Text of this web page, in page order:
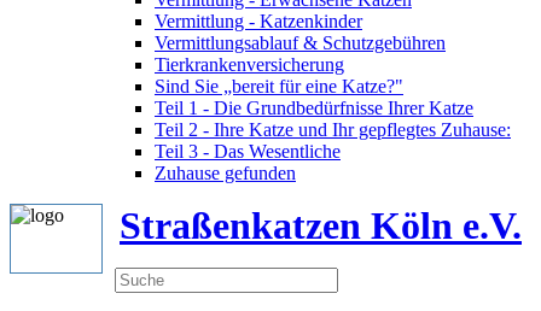
Vermittlung - Katzenkinder
Vermittlungsablauf & Schutzgebühren
Tierkrankenversicherung
Sind Sie „bereit für eine Katze?"
Teil 1 - Die Grundbedürfnisse Ihrer Katze
Teil 2 - Ihre Katze und Ihr gepflegtes Zuhause:
Teil 3 - Das Wesentliche
Zuhause gefunden
Straßenkatzen Köln e.V.